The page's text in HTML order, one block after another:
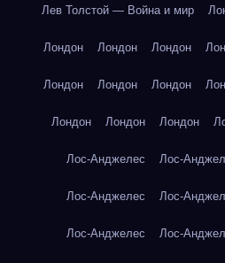
Лев Толстой — Война и мир
Лондон Лондон Лондон
Лондон Лондон Лондон
Лондон Лондон Лондон
Лос-Анджелес Лос-
Лос-Анджелес Лос-
Лос-Анджелес Лос-